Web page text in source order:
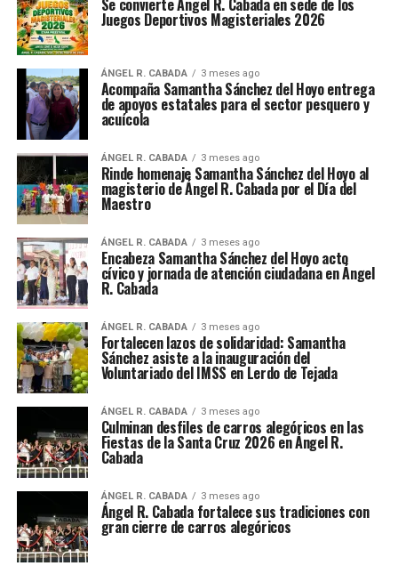
Se convierte Ángel R. Cabada en sede de los
Juegos Deportivos Magisteriales 2026
ÁNGEL R. CABADA 3 meses ago
Acompaña Samantha Sánchez del Hoyo entrega
de apoyos estatales para el sector pesquero y
acuícola
ÁNGEL R. CABADA 3 meses ago
Rinde homenaje Samantha Sánchez del Hoyo al
magisterio de Ángel R. Cabada por el Día del
Maestro
ÁNGEL R. CABADA 3 meses ago
Encabeza Samantha Sánchez del Hoyo acto
cívico y jornada de atención ciudadana en Ángel
R. Cabada
ÁNGEL R. CABADA 3 meses ago
Fortalecen lazos de solidaridad: Samantha
Sánchez asiste a la inauguración del
Voluntariado del IMSS en Lerdo de Tejada
ÁNGEL R. CABADA 3 meses ago
Culminan desfiles de carros alegóricos en las
Fiestas de la Santa Cruz 2026 en Ángel R.
Cabada
ÁNGEL R. CABADA 3 meses ago
Ángel R. Cabada fortalece sus tradiciones con
gran cierre de carros alegóricos